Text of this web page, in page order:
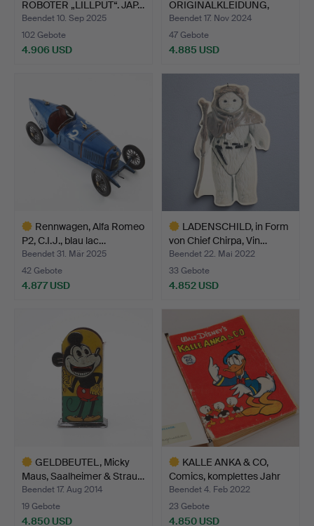
ROBOTER „LILLPUT“. JAP…
Beendet 10. Sep 2025
102 Gebote
4.906 USD
ORIGINALKLEIDUNG,
ROSAF…
Beendet 17. Nov 2024
47 Gebote
4.885 USD
Rennwagen, Alfa Romeo
P2, C.I.J., blau lac…
Beendet 31. Mär 2025
42 Gebote
4.877 USD
LADENSCHILD, in Form
von Chief Chirpa, Vin…
Beendet 22. Mai 2022
33 Gebote
4.852 USD
GELDBEUTEL, Micky
Maus, Saalheimer & Strau…
Beendet 17. Aug 2014
19 Gebote
4.850 USD
KALLE ANKA & CO,
Comics, komplettes Jahr
1…
Beendet 4. Feb 2022
23 Gebote
4.850 USD